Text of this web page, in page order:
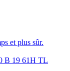
et plus sûr.